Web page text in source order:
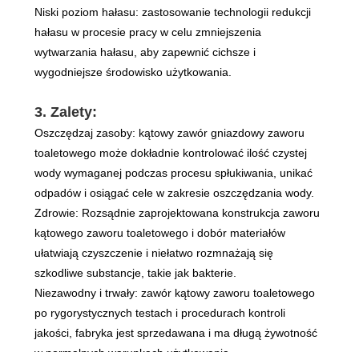
Niski poziom hałasu: zastosowanie technologii redukcji
hałasu w procesie pracy w celu zmniejszenia
wytwarzania hałasu, aby zapewnić cichsze i
wygodniejsze środowisko użytkowania.
3. Zalety:
Oszczędzaj zasoby: kątowy zawór gniazdowy zaworu
toaletowego może dokładnie kontrolować ilość czystej
wody wymaganej podczas procesu spłukiwania, unikać
odpadów i osiągać cele w zakresie oszczędzania wody.
Zdrowie: Rozsądnie zaprojektowana konstrukcja zaworu
kątowego zaworu toaletowego i dobór materiałów
ułatwiają czyszczenie i niełatwo rozmnażają się
szkodliwe substancje, takie jak bakterie.
Niezawodny i trwały: zawór kątowy zaworu toaletowego
po rygorystycznych testach i procedurach kontroli
jakości, fabryka jest sprzedawana i ma długą żywotność